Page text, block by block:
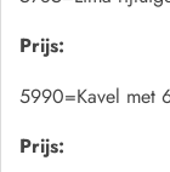
Prijs:
5990=Kavel met
Prijs: